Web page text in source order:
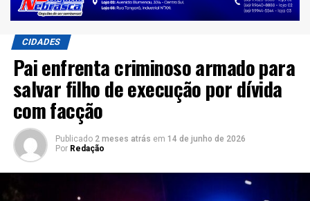
CIDADES
Pai enfrenta criminoso armado para
salvar filho de execução por dívida
com facção
Publicado 2 meses atrás em 14 de junho de 2026
Por Redação